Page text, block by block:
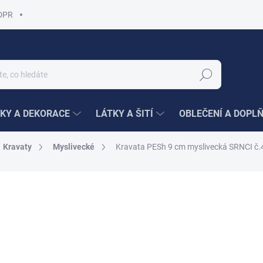
Hledat
A DEKORACE LÁTKY A ŠITÍ OBLEČENÍ A
Kravaty Myslivecké Kravata PESh 9 cm myslivecká SRNCI